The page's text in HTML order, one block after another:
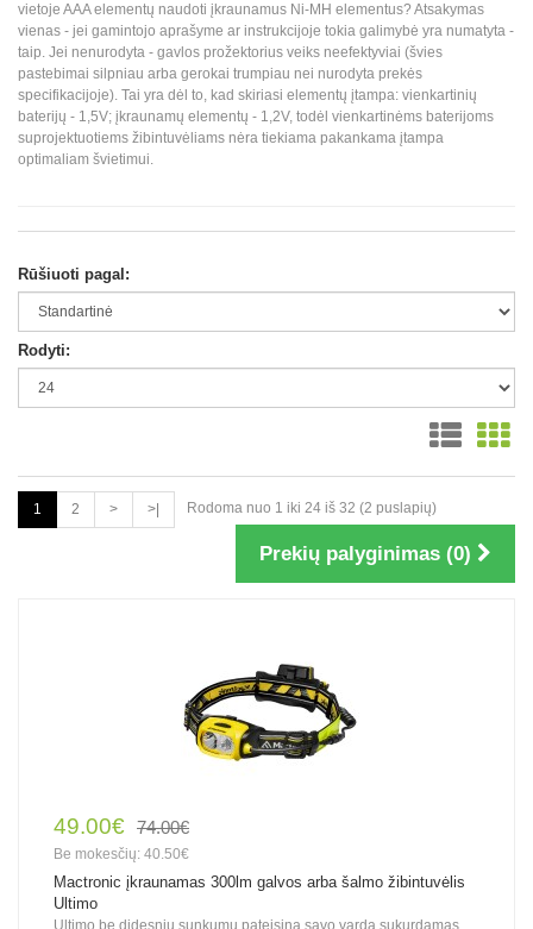
vietoje AAA elementų naudoti įkraunamus Ni-MH elementus? Atsakymas
vienas - jei gamintojo aprašyme ar instrukcijoje tokia galimybė yra numatyta -
taip. Jei nenurodyta - gavlos prožektorius veiks neefektyviai (švies
pastebimai silpniau arba gerokai trumpiau nei nurodyta prekės
specifikacijoje). Tai yra dėl to, kad skiriasi elementų įtampa: vienkartinių
baterijų - 1,5V; įkraunamų elementų - 1,2V, todėl vienkartinėms baterijoms
suprojektuotiems žibintuvėliams nėra tiekiama pakankama įtampa
optimaliam švietimui.
Rūšiuoti pagal:
Rodyti:
1 2 > >| Rodoma nuo 1 iki 24 iš 32 (2 puslapių)
Prekių palyginimas (0)
49.00€ 74.00€
Be mokesčių: 40.50€
Mactronic įkraunamas 300lm galvos arba šalmo žibintuvėlis
Ultimo
Ultimo be didesnių sunkumų pateisina savo vardą sukurdamas